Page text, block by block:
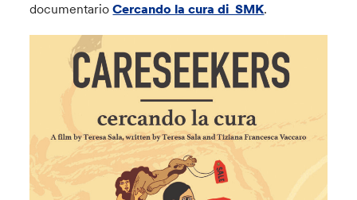
documentarioCercando la cura di SMK.